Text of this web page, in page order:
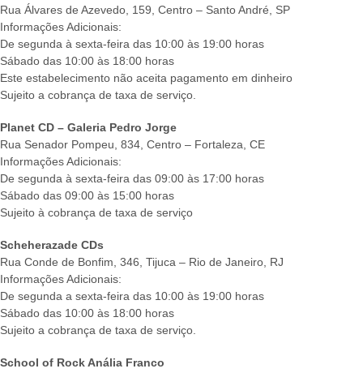
Rua Álvares de Azevedo, 159, Centro – Santo André, SP
Informações Adicionais:
De segunda à sexta-feira das 10:00 às 19:00 horas
Sábado das 10:00 às 18:00 horas
Este estabelecimento não aceita pagamento em dinheiro
Sujeito a cobrança de taxa de serviço.
Planet CD – Galeria Pedro Jorge
Rua Senador Pompeu, 834, Centro – Fortaleza, CE
Informações Adicionais:
De segunda à sexta-feira das 09:00 às 17:00 horas
Sábado das 09:00 às 15:00 horas
Sujeito à cobrança de taxa de serviço
Scheherazade CDs
Rua Conde de Bonfim, 346, Tijuca – Rio de Janeiro, RJ
Informações Adicionais:
De segunda a sexta-feira das 10:00 às 19:00 horas
Sábado das 10:00 às 18:00 horas
Sujeito a cobrança de taxa de serviço.
School of Rock Anália Franco